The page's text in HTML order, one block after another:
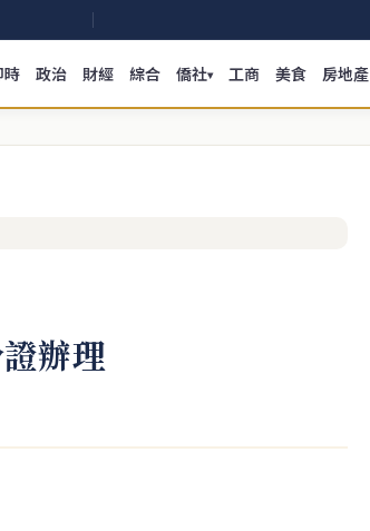
時 政治 財經 綜合 僑社▾ 工商 美食 房地產
辦理